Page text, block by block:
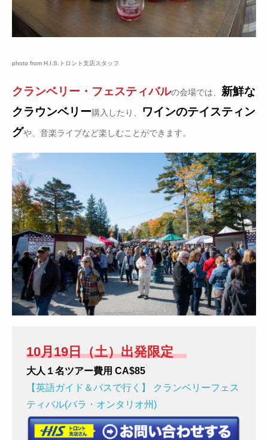
photo from H.I.S.トロント支店スタッフ
クランベリー・フェスティバルの会場では、 新鮮な
クラウンベリー購入したり、
ワインのテイスティン
グや、音楽ライブなど楽しむことができます。
10月19日（土）出発限定
大人１名ツアー費用 CA$85
【英語ガイド＆バスで行く】 クランベリーフェス
ティバル(バラ・オンタリオ州)